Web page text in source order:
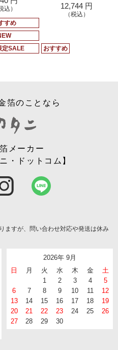
すめ
定SALE
込）
おすすめ
12,744 円
（税込）
箔のことなら
メーカー
・ドットコム】
ますが、問い合わせ対応や発送は休み
2026年 9月
日
月 火 水 木 金
土
1
2 3 4
5
6
7 8 9 10 11
12
13
14 15 16 17 18
19
20
21 22 23 24 25
26
27
28 29 30